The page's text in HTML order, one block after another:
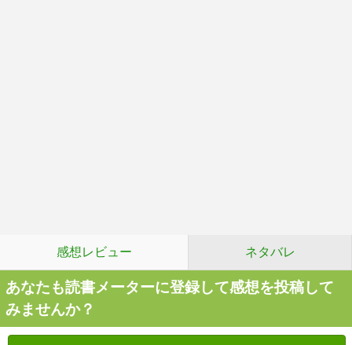
感想レビュー ネタバレ
あなたも読書メーターに登録して感想を投稿して
みませんか？